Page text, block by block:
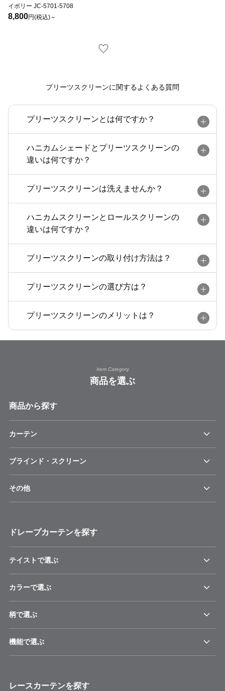
イボリー JC-5701-5708
8,800円(税込)～
プリーツスクリーンに関するよくある質問
プリーツスクリーンとは何ですか？
ハニカムシェードとプリーツスクリーンの
違いは何ですか？
プリーツスクリーンは洗えませんか？
ハニカムスクリーンとロールスクリーンの
違いは何ですか？
プリーツスクリーンの取り付け方法は？
プリーツスクリーンの選び方は？
プリーツスクリーンのメリットは？
Item Category
商品を選ぶ
商品から探す
カーテン
ブラインド・スクリーン
その他
ドレープカーテンを探す
テイストで選ぶ
カラーで選ぶ
柄で選ぶ
機能で選ぶ
レースカーテンを探す